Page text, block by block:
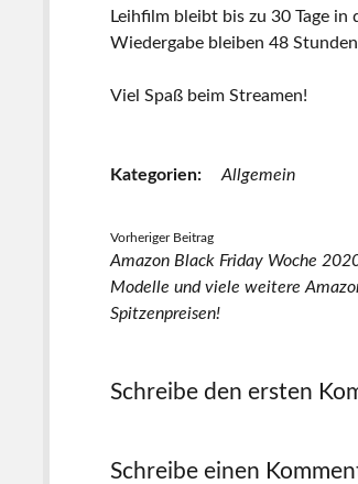
Leihfilm bleibt bis zu 30 Tage
Wiedergabe bleiben 48
Viel Spaß beim Streamen!
Kategorien: Allgemein
Vorheriger Beitrag
Amazon Black Friday Woche
Modelle und viele weitere
Spitzenpreisen!
Schreibe den ersten
Schreibe einen